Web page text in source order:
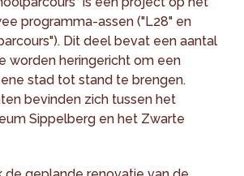
programma-assen ("L28" en
Dit deel bevat een aantal
worden heringericht om een
stad tot stand te brengen.
bevinden zich tussen het
Sippelberg en het Zwarte